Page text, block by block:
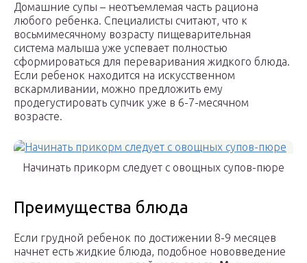
Домашние супы – неотъемлемая часть рациона
любого ребенка. Специалисты считают, что к
восьмимесячному возрасту пищеварительная
система малыша уже успевает полностью
сформироваться для переваривания жидкого блюда.
Если ребенок находится на искусственном
вскармливании, можно предложить ему
продегустировать супчик уже в 6-7-месячном
возрасте.
Начинать прикорм следует с овощных супов-пюре
Преимущества блюда
Если грудной ребенок по достижении 8-9 месяцев
начнет есть жидкие блюда, подобное нововведение